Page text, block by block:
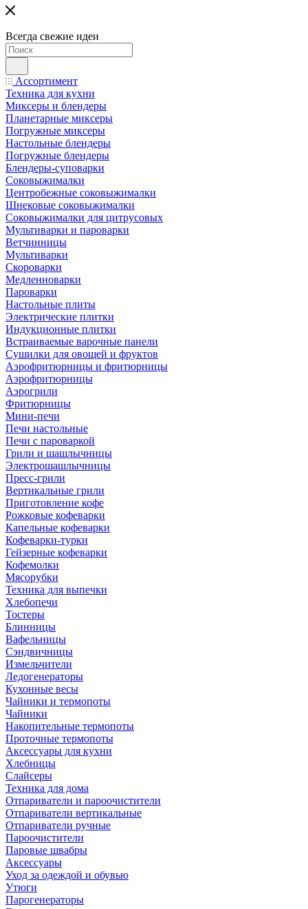
Всегда свежие идеи
Ассортимент
Техника для кухни
Миксеры и блендеры
Планетарные миксеры
Погружные миксеры
Настольные блендеры
Погружные блендеры
Блендеры-суповарки
Соковыжималки
Центробежные соковыжималки
Шнековые соковыжималки
Соковыжималки для цитрусовых
Мультиварки и пароварки
Ветчинницы
Мультиварки
Скороварки
Медленноварки
Пароварки
Настольные плиты
Электрические плитки
Индукционные плитки
Встраиваемые варочные панели
Сушилки для овощей и фруктов
Аэрофритюрницы и фритюрницы
Аэрофритюрницы
Аэрогрили
Фритюрницы
Мини-печи
Печи настольные
Печи с пароваркой
Грили и шашлычницы
Электрошашлычницы
Пресс-грили
Вертикальные грили
Приготовление кофе
Рожковые кофеварки
Капельные кофеварки
Кофеварки-турки
Гейзерные кофеварки
Кофемолки
Мясорубки
Техника для выпечки
Хлебопечи
Тостеры
Блинницы
Вафельницы
Сэндвичницы
Измельчители
Ледогенераторы
Кухонные весы
Чайники и термопоты
Чайники
Накопительные термопоты
Проточные термопоты
Аксессуары для кухни
Хлебницы
Слайсеры
Техника для дома
Отпариватели и пароочистители
Отпариватели вертикальные
Отпариватели ручные
Пароочистители
Паровые швабры
Аксессуары
Уход за одеждой и обувью
Утюги
Парогенераторы